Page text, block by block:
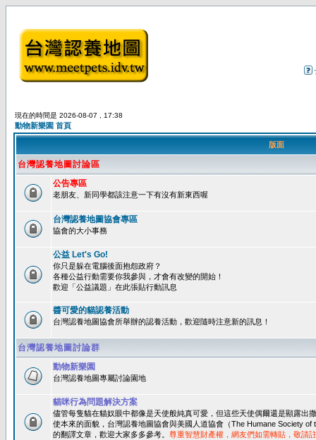
現在的時間是 2026-08-07 , 17:38
動物新樂園 首頁
版面
台灣認養地圖討論區
公告專區
老朋友、新同學都該注意一下有沒有新東西喔
台灣認養地圖協會專區
協會的大小事務
公益 Let's Go!
你只是躲在電腦後面抱怨政府？
各種公益行動需要你我參與，才會有改變的開始！
歡迎「公益議題」在此張貼行動訊息
醬可愛的貓認養活動
台灣認養地圖協會所舉辦的認養活動，歡迎隨時注意新的訊息！
台灣認養地圖討論群
動物新樂園
台灣認養地圖專屬討論園地
貓咪行為問題解決方案
儘管每隻貓在貓奴眼中都像是天使般純真可愛，但這些天使偶爾還是顯露出
使本來的面貌，台灣認養地圖協會與美國人道協會（The Humane Society
的翻譯文章，歡迎大家多多參考。 尊重智慧財產權，網友們如需轉貼，敬請